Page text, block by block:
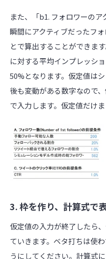
また、「b1. フォロワーの
瞬間にアクティブだったフ
とで算出することができま
に対する平均インプレッシ
50%となります。仮定値は
後も変動がある数字なので
で入力します。仮定値だけ
3. 枠を作り、計算式で
仮定値の入力が終了したら
ていきます。ベタ打ちは使
うにしてください。計算式